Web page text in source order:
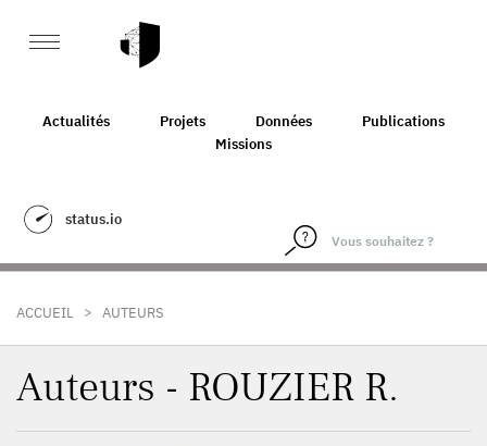
Actualités Projets Données
Publications
Missions
status.io
ACCUEIL > AUTEURS
Auteurs - ROUZIER R.